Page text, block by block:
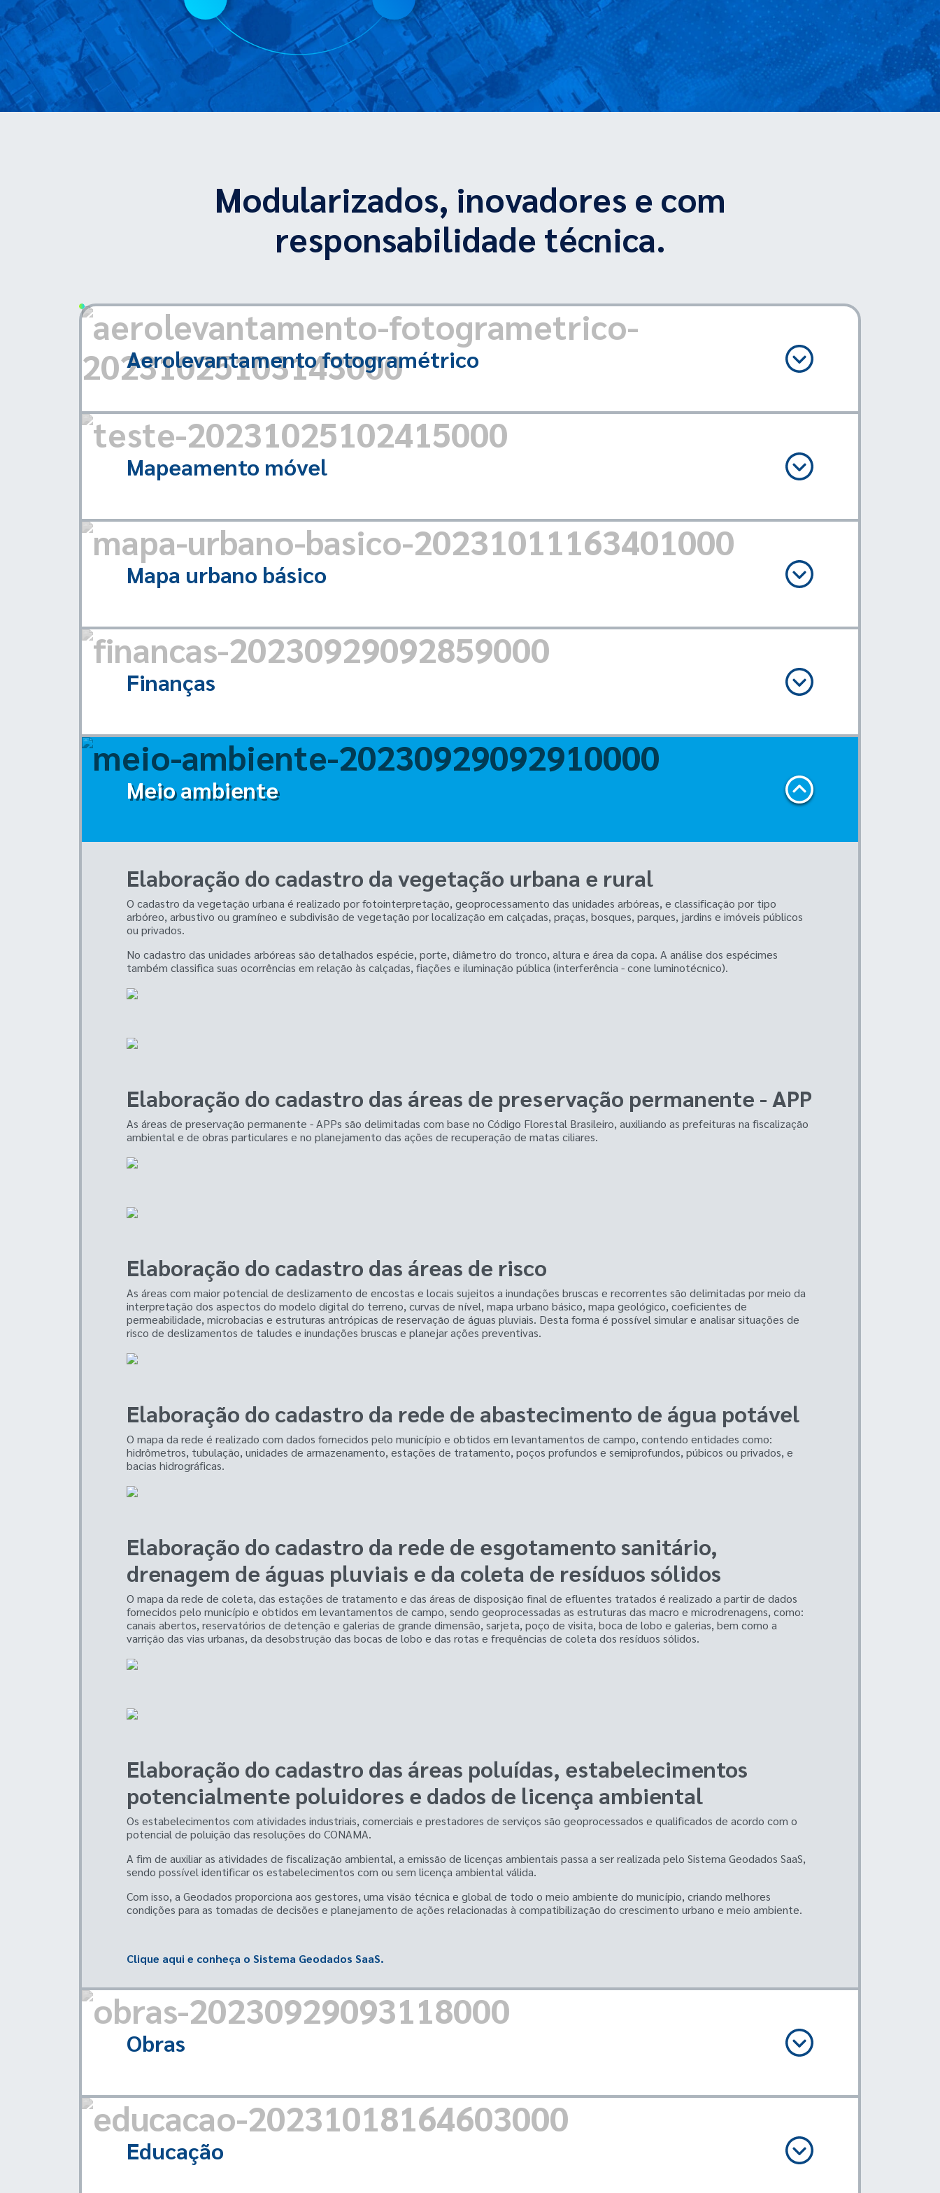
Modularizados, inovadores e com
responsabilidade técnica.
Aerolevantamento fotogramétrico
Mapeamento móvel
Mapa urbano básico
Finanças
Meio ambiente
Elaboração do cadastro da vegetação urbana e rural
O cadastro da vegetação urbana é realizado por fotointerpretação, geoprocessamento das unidades arbóreas, e classificação por tipo
arbóreo, arbustivo ou gramíneo e subdivisão de vegetação por localização em calçadas, praças, bosques, parques, jardins e imóveis públicos
ou privados.
No cadastro das unidades arbóreas são detalhados espécie, porte, diâmetro do tronco, altura e área da copa. A análise dos espécimes
também classifica suas ocorrências em relação às calçadas, fiações e iluminação pública (interferência - cone luminotécnico).
Elaboração do cadastro das áreas de preservação permanente - APP
As áreas de preservação permanente - APPs são delimitadas com base no Código Florestal Brasileiro, auxiliando as prefeituras na fiscalização
ambiental e de obras particulares e no planejamento das ações de recuperação de matas ciliares.
Elaboração do cadastro das áreas de risco
As áreas com maior potencial de deslizamento de encostas e locais sujeitos a inundações bruscas e recorrentes são delimitadas por meio da
interpretação dos aspectos do modelo digital do terreno, curvas de nível, mapa urbano básico, mapa geológico, coeficientes de
permeabilidade, microbacias e estruturas antrópicas de reservação de águas pluviais. Desta forma é possível simular e analisar situações de
risco de deslizamentos de taludes e inundações bruscas e planejar ações preventivas.
Elaboração do cadastro da rede de abastecimento de água potável
O mapa da rede é realizado com dados fornecidos pelo município e obtidos em levantamentos de campo, contendo entidades como:
hidrômetros, tubulação, unidades de armazenamento, estações de tratamento, poços profundos e semiprofundos, púbicos ou privados, e
bacias hidrográficas.
Elaboração do cadastro da rede de esgotamento sanitário,
drenagem de águas pluviais e da coleta de resíduos sólidos
O mapa da rede de coleta, das estações de tratamento e das áreas de disposição final de efluentes tratados é realizado a partir de dados
fornecidos pelo município e obtidos em levantamentos de campo, sendo geoprocessadas as estruturas das macro e microdrenagens, como:
canais abertos, reservatórios de detenção e galerias de grande dimensão, sarjeta, poço de visita, boca de lobo e galerias, bem como a
varrição das vias urbanas, da desobstrução das bocas de lobo e das rotas e frequências de coleta dos resíduos sólidos.
Elaboração do cadastro das áreas poluídas, estabelecimentos
potencialmente poluidores e dados de licença ambiental
Os estabelecimentos com atividades industriais, comerciais e prestadores de serviços são geoprocessados e qualificados de acordo com o
potencial de poluição das resoluções do CONAMA.
A fim de auxiliar as atividades de fiscalização ambiental, a emissão de licenças ambientais passa a ser realizada pelo Sistema Geodados SaaS,
sendo possível identificar os estabelecimentos com ou sem licença ambiental válida.
Com isso, a Geodados proporciona aos gestores, uma visão técnica e global de todo o meio ambiente do município, criando melhores
condições para as tomadas de decisões e planejamento de ações relacionadas à compatibilização do crescimento urbano e meio ambiente.
Clique aqui e conheça o Sistema Geodados SaaS.
Obras
Educação